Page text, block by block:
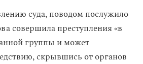
суда, поводом послужило
совершила преступления «в
группы и может
скрывшись от органов